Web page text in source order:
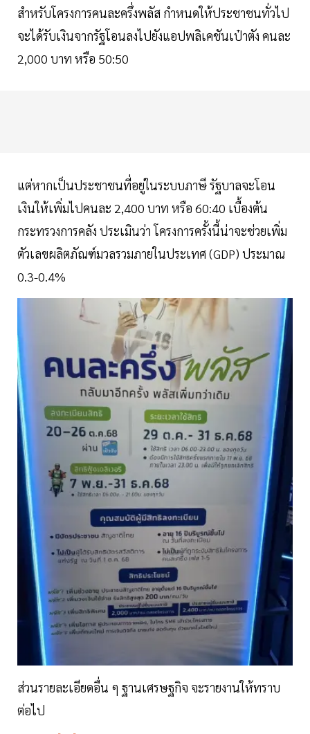
สำหรับโครงการคนละครึ่งพลัส กำหนดให้ประชาชนทั่วไป
จะได้รับเงินจากรัฐโอนลงไปยังแอปพลิเคชันเป๋าตัง คนละ
2,000 บาท หรือ 50:50
แต่หากเป็นประชาชนที่อยู่ในระบบภาษี รัฐบาลจะโอน
เงินให้เพิ่มไปคนละ 2,400 บาท หรือ 60:40 เบื้องต้น
กระทรวงการคลัง ประเมินว่า โครงการครั้งนี้น่าจะช่วยเพิ่ม
ตัวเลขผลิตภัณฑ์มวลรวมภายในประเทศ (GDP) ประมาณ
0.3-0.4%
ส่วนรายละเอียดอื่น ๆ ฐานเศรษฐกิจ จะรายงานให้ทราบ
ต่อไป